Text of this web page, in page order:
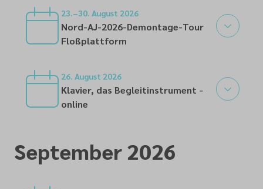
23.–30. August 2026
Nord-AJ-2026-Demontage-Tour
Floßplattform
26. August 2026
Klavier, das Begleitinstrument -
online
September 2026